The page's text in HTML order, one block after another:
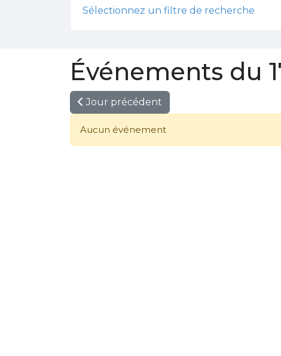
Sélectionnez un filtre de recherche
Événements du
Jour précédent
Aucun événement